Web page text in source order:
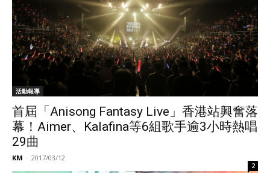
活動報導
首屆「Anisong Fantasy Live」香港站興奮落
幕！Aimer、Kalafina等6組歌手逾3小時熱唱
29曲
KM - 2017/03/12
2